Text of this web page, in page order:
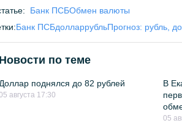
Банк ПСБОбмен валюты
Банк ПСБдолларрубльПрогноз: рубль,
Новости по теме
Доллар поднялся до 82 рублей
августа 17:30
В
05